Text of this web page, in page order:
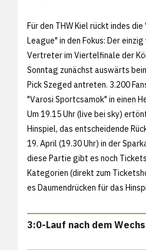
Für den THW Kiel rückt indes die
League" in den Fokus: Der
Vertreter im Viertelfinale der
Sonntag zunächst auswärts
Pick Szeged antreten. 3.200
"Varosi Sportcsamok" in einen
Um 19.15 Uhr (live bei sky)
Hinspiel, das entscheidende
19. April (19.30 Uhr) in der
diese Partie gibt es noch
Kategorien (direkt zum
es Daumendrücken für das
3:0-Lauf nach dem